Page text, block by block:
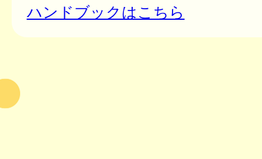
ハンドブックはこちら